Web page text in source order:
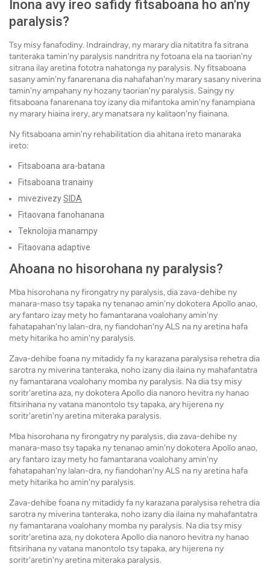
Inona avy ireo safidy fitsaboana ho an'ny
paralysis?
Tsy misy fanafodiny. Indraindray, ny marary dia nitatitra fa sitrana
tanteraka tamin'ny paralysis nandritra ny fotoana ela na taorian'ny
sitrana ilay aretina fototra nahatonga ny paralysis. Ny fitsaboana
sasany amin'ny fanarenana dia nahafahan'ny marary sasany niverina
tamin'ny ampahany ny hozany taorian'ny paralysis. Saingy ny
fitsaboana fanarenana toy izany dia mifantoka amin'ny fanampiana
ny marary hiaina irery, ary manatsara ny kalitaon'ny fiainana.
Ny fitsaboana amin'ny rehabilitation dia ahitana ireto manaraka
ireto:
Fitsaboana ara-batana
Fitsaboana tranainy
mivezivezySIDA
Fitaovana fanohanana
Teknolojia manampy
Fitaovana adaptive
Ahoana no hisorohana ny paralysis?
Mba hisorohana ny firongatry ny paralysis, dia zava-dehibe ny
manara-maso tsy tapaka ny tenanao amin'ny dokotera Apollo anao,
ary fantaro izay mety ho famantarana voalohany amin'ny
fahatapahan'ny lalan-dra, ny fiandohan'ny ALS na ny aretina hafa
mety hitarika ho amin'ny paralysis.
Zava-dehibe foana ny mitadidy fa ny karazana paralysisa rehetra dia
sarotra ny miverina tanteraka, noho izany dia ilaina ny mahafantatra
ny famantarana voalohany momba ny paralysis. Na dia tsy misy
soritr'aretina aza, ny dokotera Apollo dia nanoro hevitra ny hanao
fitsirihana ny vatana manontolo tsy tapaka, ary hijerena ny
soritr'aretin'ny aretina miteraka paralysis.
Mba hisorohana ny firongatry ny paralysis, dia zava-dehibe ny
manara-maso tsy tapaka ny tenanao amin'ny dokotera Apollo anao,
ary fantaro izay mety ho famantarana voalohany amin'ny
fahatapahan'ny lalan-dra, ny fiandohan'ny ALS na ny aretina hafa
mety hitarika ho amin'ny paralysis.
Zava-dehibe foana ny mitadidy fa ny karazana paralysisa rehetra dia
sarotra ny miverina tanteraka, noho izany dia ilaina ny mahafantatra
ny famantarana voalohany momba ny paralysis. Na dia tsy misy
soritr'aretina aza, ny dokotera Apollo dia nanoro hevitra ny hanao
fitsirihana ny vatana manontolo tsy tapaka, ary hijerena ny
soritr'aretin'ny aretina miteraka paralysis.